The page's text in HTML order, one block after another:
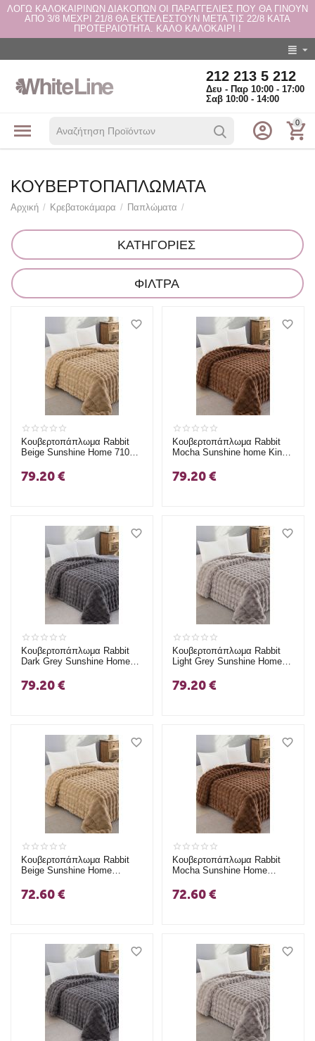
ΛΟΓΩ ΚΑΛΟΚΑΙΡΙΝΩΝ ΔΙΑΚΟΠΩΝ ΟΙ ΠΑΡΑΓΓΕΛΙΕΣ ΠΟΥ ΘΑ ΓΙΝΟΥΝ
ΑΠΟ 3/8 ΜΕΧΡΙ 21/8 ΘΑ ΕΚΤΕΛΕΣΤΟΥΝ ΜΕΤΑ ΤΙΣ 22/8 ΚΑΤΑ
ΠΡΟΤΕΡΑΙΟΤΗΤΑ. ΚΑΛΟ ΚΑΛΟΚΑΙΡΙ !
212 213 5 212
Δευ - Παρ 10:00 - 17:00
Σαβ 10:00 - 14:00
0
ΚΟΥΒΕΡΤΟΠΑΠΛΏΜΑΤΑ
Αρχική / Κρεβατοκάμαρα / Παπλώματα /
ΚΑΤΗΓΟΡΙΕΣ
ΦΙΛΤΡΑ
Κουβερτοπάπλωμα Rabbit
Beige Sunshine Home 710gr
79.20€
Κουβερτοπάπλωμα Rabbit
Mocha Sunshine home King
79.20€
Κουβερτοπάπλωμα Rabbit
Dark Grey Sunshine Home
79.20€
Κουβερτοπάπλωμα Rabbit
Light Grey Sunshine Home
79.20€
Κουβερτοπάπλωμα Rabbit
Beige Sunshine Home
72.60€
Κουβερτοπάπλωμα Rabbit
Mocha Sunshine Home
72.60€